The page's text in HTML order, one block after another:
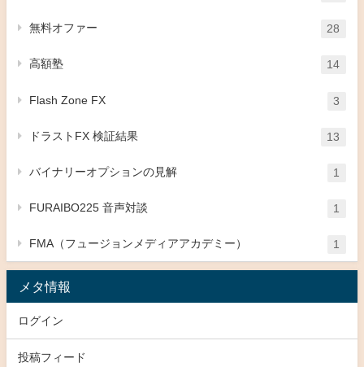
無料オファー 28
高額塾 14
Flash Zone FX 3
ドラストFX 検証結果 13
バイナリーオプションの見解 1
FURAIBO225 音声対談 1
FMA（フュージョンメディアアカデミー） 1
メタ情報
ログイン
投稿フィード